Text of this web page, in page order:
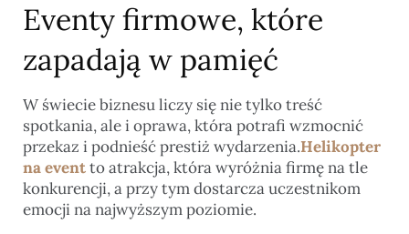
Eventy firmowe, które
zapadają w pamięć
W świecie biznesu liczy się nie tylko treść
spotkania, ale i oprawa, która potrafi wzmocnić
przekaz i podnieść prestiż wydarzenia.Helikopter
na eventto atrakcja, która wyróżnia firmę na tle
konkurencji, a przy tym dostarcza uczestnikom
emocji na najwyższym poziomie.